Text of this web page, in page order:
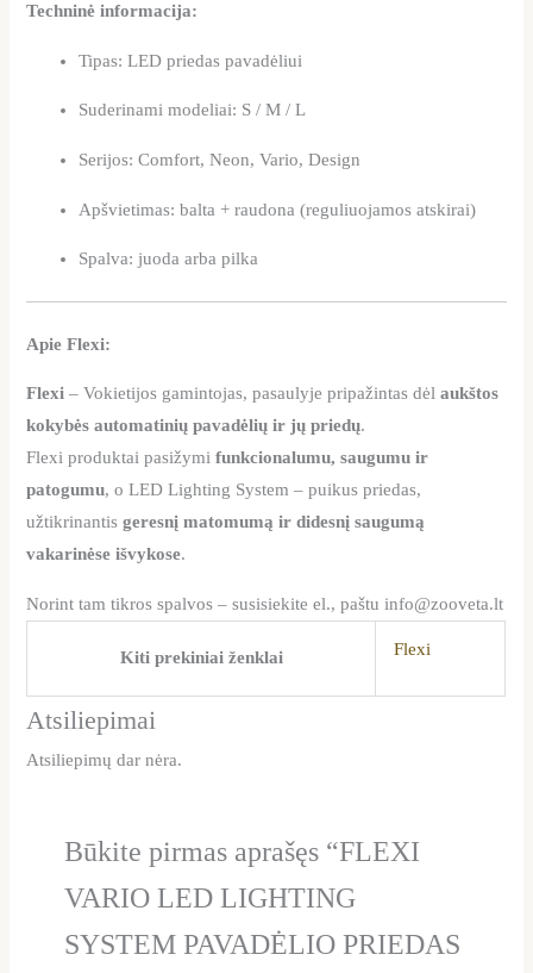
Techninė informacija:
Tipas: LED priedas pavadėliui
Suderinami modeliai: S / M / L
Serijos: Comfort, Neon, Vario, Design
Apšvietimas: balta + raudona (reguliuojamos atskirai)
Spalva: juoda arba pilka
Apie Flexi:
Flexi – Vokietijos gamintojas, pasaulyje pripažintas dėlaukštos
kokybės automatinių pavadėlių ir jų priedų.
Flexi produktai pasižymifunkcionalumu, saugumu ir
patogumu, o LED Lighting System – puikus priedas,
užtikrinantisgeresnį matomumą ir didesnį saugumą
vakarinėse išvykose.
Norint tam tikros spalvos – susisiekite el., paštu info@zooveta.lt
Kiti prekiniai ženklai Flexi
Atsiliepimai
Atsiliepimų dar nėra.
Būkite pirmas aprašęs “FLEXI
VARIO LED LIGHTING
SYSTEM PAVADĖLIO PRIEDAS